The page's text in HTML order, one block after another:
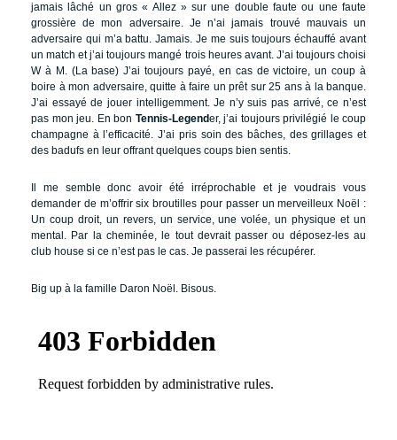
jamais lâché un gros « Allez » sur une double faute ou une faute
grossière de mon adversaire.Je n’ai jamais trouvé mauvais un
adversaire qui m’a battu. Jamais. Je me suis toujours échauffé avant
un match et j’ai toujours mangé trois heures avant.J’ai toujours choisi
W à M. (La base) J’ai toujours payé, en cas de victoire, un coup à
boire à mon adversaire, quitte à faire un prêt sur 25 ans à la banque.
J’ai essayé de jouer intelligemment. Je n’y suis pas arrivé, ce n’est
pas mon jeu. En bon Tennis-Legender, j’ai toujours privilégié le coup
champagne à l’efficacité. J’ai pris soin des bâches, des grillages et
des badufs en leur offrant quelques coups bien sentis.
Il me semble donc avoir été irréprochable et je voudrais vous
demander de m’offrir six broutilles pour passer un merveilleux Noël :
Un coup droit, un revers, un service, une volée, un physique et un
mental. Par la cheminée, le tout devrait passer ou déposez-les au
club house si ce n’est pas le cas. Je passerai les récupérer.
Big up à la famille Daron Noël. Bisous.